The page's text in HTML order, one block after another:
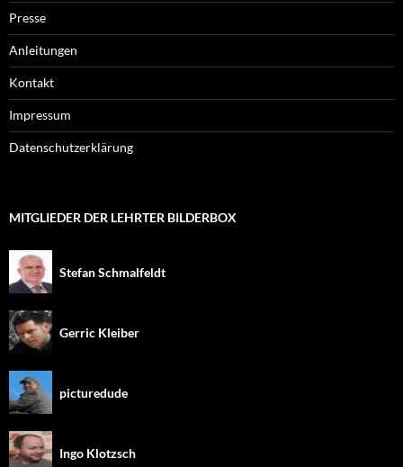
Presse
Anleitungen
Kontakt
Impressum
Datenschutzerklärung
MITGLIEDER DER LEHRTER BILDERBOX
Stefan Schmalfeldt
Gerric Kleiber
picturedude
Ingo Klotzsch